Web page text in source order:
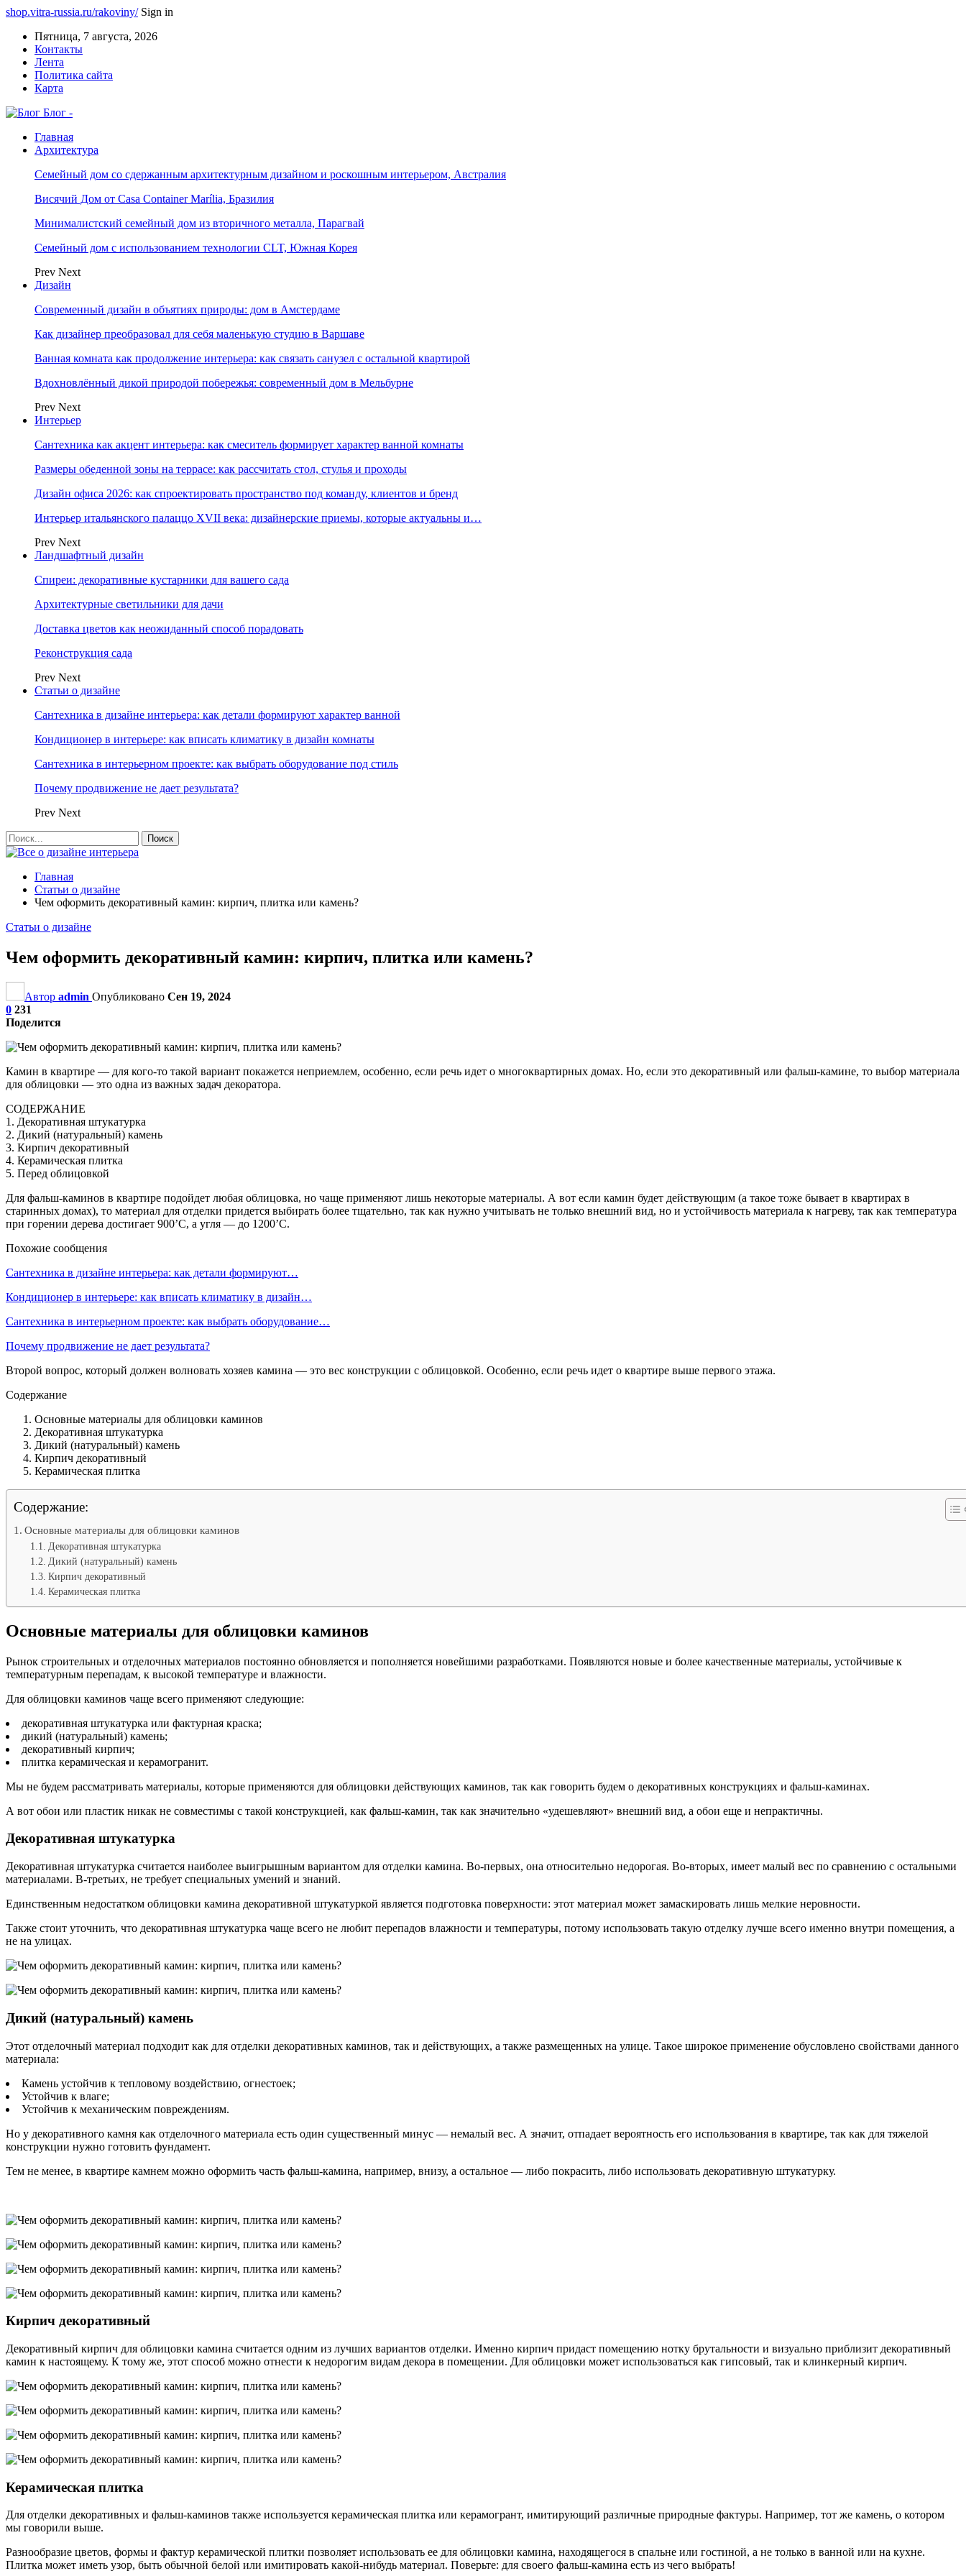
shop.vitra-russia.ru/rakoviny/ Sign in
Пятница, 7 августа, 2026
Контакты
Лента
Политика сайта
Карта
Блог -
Главная
Архитектура
Семейный дом со сдержанным архитектурным дизайном и роскошным интерьером, Австралия
Висячий Дом от Casa Container Marília, Бразилия
Минималистский семейный дом из вторичного металла, Парагвай
Семейный дом с использованием технологии CLT, Южная Корея
Prev Next
Дизайн
Современный дизайн в объятиях природы: дом в Амстердаме
Как дизайнер преобразовал для себя маленькую студию в Варшаве
Ванная комната как продолжение интерьера: как связать санузел с остальной квартирой
Вдохновлённый дикой природой побережья: современный дом в Мельбурне
Prev Next
Интерьер
Сантехника как акцент интерьера: как смеситель формирует характер ванной комнаты
Размеры обеденной зоны на террасе: как рассчитать стол, стулья и проходы
Дизайн офиса 2026: как спроектировать пространство под команду, клиентов и бренд
Интерьер итальянского палаццо XVII века: дизайнерские приемы, которые актуальны и…
Prev Next
Ландшафтный дизайн
Спиреи: декоративные кустарники для вашего сада
Архитектурные светильники для дачи
Доставка цветов как неожиданный способ порадовать
Реконструкция сада
Prev Next
Статьи о дизайне
Сантехника в дизайне интерьера: как детали формируют характер ванной
Кондиционер в интерьере: как вписать климатику в дизайн комнаты
Сантехника в интерьерном проекте: как выбрать оборудование под стиль
Почему продвижение не дает результата?
Prev Next
Главная
Статьи о дизайне
Чем оформить декоративный камин: кирпич, плитка или камень?
Статьи о дизайне
Чем оформить декоративный камин: кирпич, плитка или камень?
Автор admin Опубликовано Сен 19, 2024
0 231
Поделится
Камин в квартире — для кого-то такой вариант покажется неприемлем, особенно, если речь идет о многоквартирных домах. Но, если это декоративный или фальш-камине, то выбор материала
для облицовки — это одна из важных задач декоратора.
СОДЕРЖАНИЕ
1. Декоративная штукатурка
2. Дикий (натуральный) камень
3. Кирпич декоративный
4. Керамическая плитка
5. Перед облицовкой
Для фальш-каминов в квартире подойдет любая облицовка, но чаще применяют лишь некоторые материалы. А вот если камин будет действующим (а такое тоже бывает в квартирах в
старинных домах), то материал для отделки придется выбирать более тщательно, так как нужно учитывать не только внешний вид, но и устойчивость материала к нагреву, так как температура
при горении дерева достигает 900’С, а угля — до 1200’C.
Похожие сообщения
Сантехника в дизайне интерьера: как детали формируют…
Кондиционер в интерьере: как вписать климатику в дизайн…
Сантехника в интерьерном проекте: как выбрать оборудование…
Почему продвижение не дает результата?
Второй вопрос, который должен волновать хозяев камина — это вес конструкции с облицовкой. Особенно, если речь идет о квартире выше первого этажа.
Содержание
Основные материалы для облицовки каминов
Декоративная штукатурка
Дикий (натуральный) камень
Кирпич декоративный
Керамическая плитка
Содержание:
Основные материалы для облицовки каминов
Декоративная штукатурка
Дикий (натуральный) камень
Кирпич декоративный
Керамическая плитка
Основные материалы для облицовки каминов
Рынок строительных и отделочных материалов постоянно обновляется и пополняется новейшими разработками. Появляются новые и более качественные материалы, устойчивые к
температурным перепадам, к высокой температуре и влажности.
Для облицовки каминов чаще всего применяют следующие:
декоративная штукатурка или фактурная краска;
дикий (натуральный) камень;
декоративный кирпич;
плитка керамическая и керамогранит.
Мы не будем рассматривать материалы, которые применяются для облицовки действующих каминов, так как говорить будем о декоративных конструкциях и фальш-каминах.
А вот обои или пластик никак не совместимы с такой конструкцией, как фальш-камин, так как значительно «удешевляют» внешний вид, а обои еще и непрактичны.
Декоративная штукатурка
Декоративная штукатурка считается наиболее выигрышным вариантом для отделки камина. Во-первых, она относительно недорогая. Во-вторых, имеет малый вес по сравнению с остальными
материалами. В-третьих, не требует специальных умений и знаний.
Единственным недостатком облицовки камина декоративной штукатуркой является подготовка поверхности: этот материал может замаскировать лишь мелкие неровности.
Также стоит уточнить, что декоративная штукатурка чаще всего не любит перепадов влажности и температуры, потому использовать такую отделку лучше всего именно внутри помещения, а
не на улицах.
Дикий (натуральный) камень
Этот отделочный материал подходит как для отделки декоративных каминов, так и действующих, а также размещенных на улице. Такое широкое применение обусловлено свойствами данного
материала:
Камень устойчив к тепловому воздействию, огнестоек;
Устойчив к влаге;
Устойчив к механическим повреждениям.
Но у декоративного камня как отделочного материала есть один существенный минус — немалый вес. А значит, отпадает вероятность его использования в квартире, так как для тяжелой
конструкции нужно готовить фундамент.
Тем не менее, в квартире камнем можно оформить часть фальш-камина, например, внизу, а остальное — либо покрасить, либо использовать декоративную штукатурку.
Кирпич декоративный
Декоративный кирпич для облицовки камина считается одним из лучших вариантов отделки. Именно кирпич придаст помещению нотку брутальности и визуально приблизит декоративный
камин к настоящему. К тому же, этот способ можно отнести к недорогим видам декора в помещении. Для облицовки может использоваться как гипсовый, так и клинкерный кирпич.
Керамическая плитка
Для отделки декоративных и фальш-каминов также используется керамическая плитка или керамогрант, имитирующий различные природные фактуры. Например, тот же камень, о котором
мы говорили выше.
Разнообразие цветов, формы и фактур керамической плитки позволяет использовать ее для облицовки камина, находящегося в спальне или гостиной, а не только в ванной или на кухне.
Плитка может иметь узор, быть обычной белой или имитировать какой-нибудь материал. Поверьте: для своего фальш-камина есть из чего выбрать!